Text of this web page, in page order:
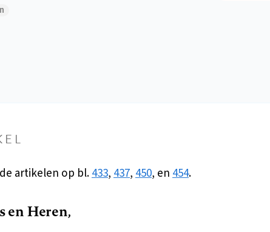
artikelen op bl.433,437,450, en454.
en Heren,